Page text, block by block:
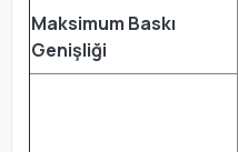
Maksimum Baskı
Genişliği